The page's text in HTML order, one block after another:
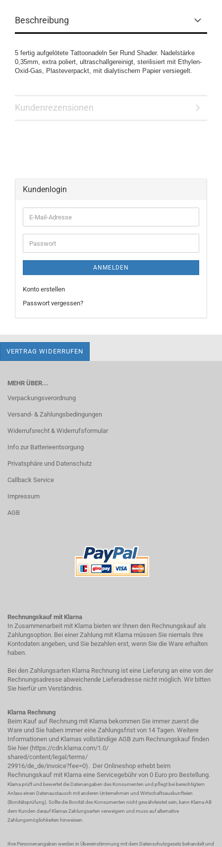
Beschreibung
5 fertig aufgelötete Tattoonadeln 5er Rund Shader. Nadelstärke
0,35mm, extra poliert, ultraschallgereinigt, sterilisiert mit Ethylen-
Oxid-Gas, Plasteverpackt, mit dialytischem Papier versiegelt.
Kundenrezensionen
Kundenlogin
E-
Mail-
Adresse
Passwort
ANMELDEN
Konto erstellen
Passwort vergessen?
VERTRAG WIDERRUFEN
MEHR ÜBER...
Verpackungsverordnung
Versand- & Zahlungsbedingungen
Widerrufsrecht & Widerrufsformular
Info zur Batterieentsorgung
Privatsphäre und Datenschutz
Callback Service
Impressum
AGB
Rechnungskauf mit Klarna
In Zusammenarbeit mit Klarna bieten wir Ihnen den Rechnungskauf als
Zahlungsoption. Bei einer Zahlung mit Klarna müssen Sie niemals Ihre
Kontodaten angeben, und Sie bezahlen erst, wenn Sie die Ware erhalten
haben.
Bei den Zahlungsarten Klarna Rechnung ist eine Lieferung an eine von der
Rechnungsadresse abweichende Lieferadresse nicht möglich. Wir bitten
Sie hierfür um Verständnis.
Klarna Rechnung
Beim Kauf auf Rechnung mit Klarna bekommen Sie immer zuerst die
Ware und Sie haben immer eine Zahlungsfrist von 14 Tagen. Weitere
Informationen und Klarnas vollständige AGB zum Rechnungskauf finden
Sie hier (https://cdn.klarna.com/1.0/
shared/content/legal/terms/
29916/de_de/invoice?fee=0). Der Onlineshop erhebt beim
Rechnungskauf mit Klarna eine Servicegebühr von 0 Euro pro Bestellung.
Klarna prüft und bewertet die Datenangaben des Konsumenten und pflegt bei berechtigtem
Anlass einen Datenaustausch mit anderen Unternehmen und Wirtschaftsauskunfteien
(Bonitätsprüfung). Sollte die Bonität des Konsumenten nicht gewährleistet sein, kann Klarna AB
dem Kunden darauf Klarnas Zahlungsarten verweigern und muss auf alternative
Zahlungsmöglichkeiten hinweisen.
Ihre Personenangaben werden in Übereinstimmung mit dem Datenschutzgesetz behandelt und